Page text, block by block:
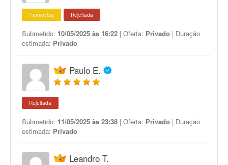
Promovida Rejeitada
Submetido: 10/05/2025 às 16:22 | Oferta: Privado | Duração
estimada: Privado
Paulo E.
Rejeitada
Submetido: 11/05/2025 às 23:38 | Oferta: Privado | Duração
estimada: Privado
Leandro T.